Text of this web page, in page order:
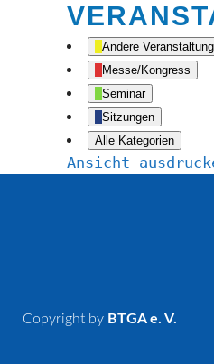
Andere Veranstaltung
Messe/Kongress
Seminar
Sitzungen
Alle Kategorien
Ansicht
Copyright by BTGA e. V.